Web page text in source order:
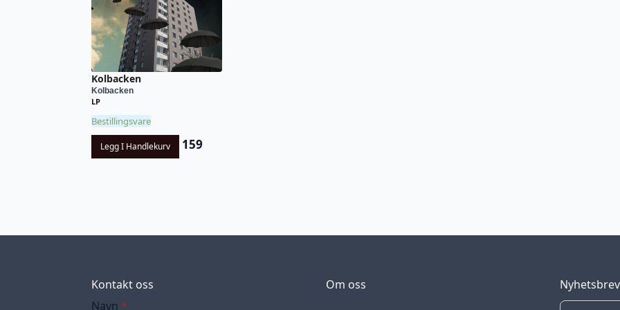
Kolbacken
Kolbacken
LP
Bestillingsvare
Legg I Handlekurv 159
Kontakt oss
Navn *
Om oss Nyhetsbrev